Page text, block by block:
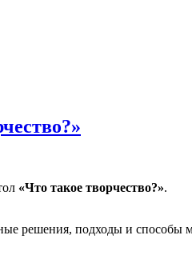
«Что такое творчество?».
решения, подходы и способы